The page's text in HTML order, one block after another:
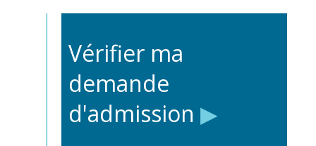
Vérifier ma
demande
d'admission ▶